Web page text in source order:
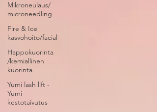
Mikroneulaus/
microneedling
Fire & Ice
kasvohoito/facial
Happokuorinta
/kemiallinen
kuorinta
Yumi lash lift -
Yumi
kestotaivutus